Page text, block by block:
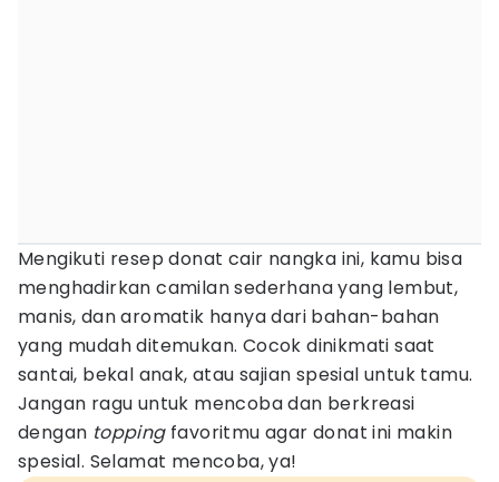
Mengikuti resep donat cair nangka ini, kamu bisa
menghadirkan camilan sederhana yang lembut,
manis, dan aromatik hanya dari bahan-bahan
yang mudah ditemukan. Cocok dinikmati saat
santai, bekal anak, atau sajian spesial untuk tamu.
Jangan ragu untuk mencoba dan berkreasi
dengan topping favoritmu agar donat ini makin
spesial. Selamat mencoba, ya!